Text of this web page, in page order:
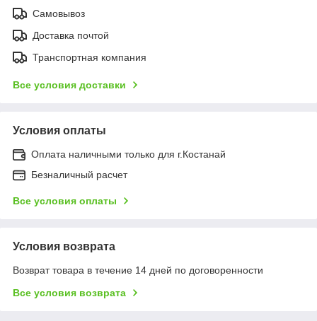
Самовывоз
Доставка почтой
Транспортная компания
Все условия доставки
Условия оплаты
Оплата наличными только для г.Костанай
Безналичный расчет
Все условия оплаты
Условия возврата
Возврат товара в течение 14 дней по договоренности
Все условия возврата